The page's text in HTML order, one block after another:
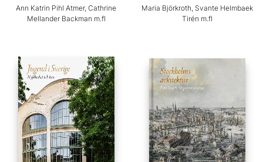
Ann Katrin Pihl Atmer, Cathrine
Mellander Backman m.fl
Maria Björkroth, Svante Helmbaek
Tirén m.fl